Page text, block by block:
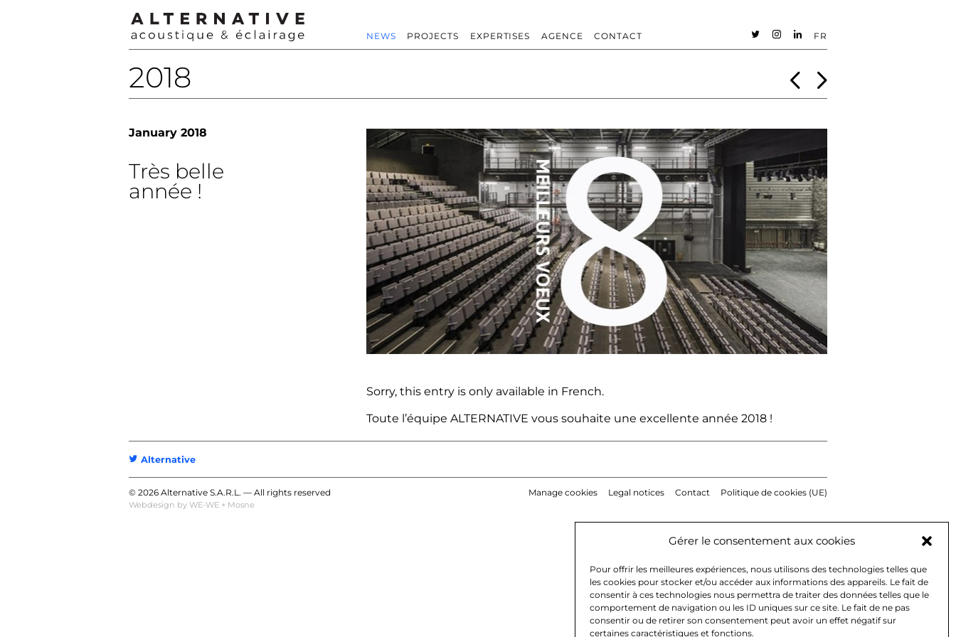
Gérer le consentement aux cookies
Pour offrir les meilleures expériences, nous utilisons des technologies telles que
les cookies pour stocker et/ou accéder aux informations des appareils. Le fait de
consentir à ces technologies nous permettra de traiter des données telles que le
comportement de navigation ou les ID uniques sur ce site. Le fait de ne pas
consentir ou de retirer son consentement peut avoir un effet négatif sur
certaines caractéristiques et fonctions.
NEWS PROJECTS EXPERTISES AGENCE CONTACT FR
t i n
2018 < >
January 2018
Très belle
année !
Sorry, this entry is only available in French.
Toute l’équipe ALTERNATIVE vous souhaite une excellente année 2018 !
t Alternative
© 2026 Alternative S.A.R.L. — All rights reserved Manage cookies Legal notices Contact Politique de cookies (UE)
Webdesign by WE-WE + Mosne